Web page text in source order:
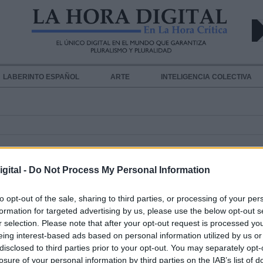
- Do Not Process My Personal Information
opt-out of the sale, sharing to third parties, or processing of your
for targeted advertising by us, please use the below opt-out
selection. Please note that after your opt-out request is processed
interest-based ads based on personal information utilized by us
to third parties prior to your opt-out. You may separately
of your personal information by third parties on the IAB’s list of
LABERINTO ESPAÑOL ARTE INTELIGENCIA COLECTIVA
Detenido en Brasil Carlos García
uno de los autores de la matanza
Atocha